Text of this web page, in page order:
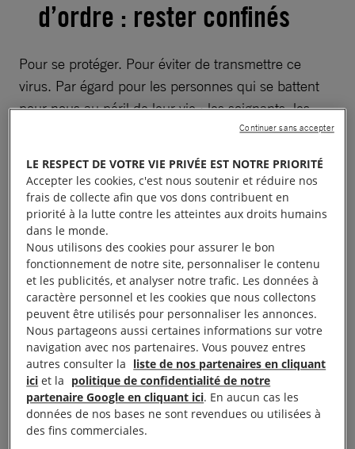
d’ordre : rester confinés
Pour se protéger. Pour éviter de transmettre ce
virus. Par égard pour les personnes qui se battent
pour nous au péril de leur vie : les soignants, les
livreurs, les caissiers, les forces de l’ordre…
Rester confinés, oui. Mais
continuer à combattre.
Ensemble.
Le confinement n’oblige ni à la passivité, ni à la
résignation. Même depuis chez nous, nous
pouvons, nous devons agir. Pour aider nos voisins
(en respectant les gestes barrières). Pour nous
assurer que chacun aura accès à la santé. A une
information transparente. Pour ne pas laisser de
LE RESPECT DE VOTRE VIE PRIVÉE EST NOTRE PRIORITÉ
Accepter les cookies, c'est nous soutenir et réduire nos
frais de collecte afin que vos dons contribuent en
priorité à la lutte contre les atteintes aux droits humains
dans le monde.
Nous utilisons des cookies pour assurer le bon
fonctionnement de notre site, personnaliser le contenu
et les publicités, et analyser notre trafic. Les données à
caractère personnel et les cookies que nous collectons
peuvent être utilisés pour personnaliser les annonces.
Nous partageons aussi certaines informations sur votre
navigation avec nos partenaires. Vous pouvez entres
autres consulter la liste de nos partenaires en cliquant
ici et la politique de confidentialité de notre
partenaire Google en cliquant ici. En aucun cas les
données de nos bases ne sont revendues ou utilisées à
des fins commerciales.
Continuer sans accepter